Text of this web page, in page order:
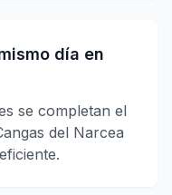
día en
se completan el
del Narcea